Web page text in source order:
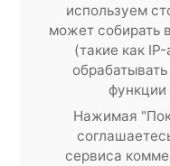
используем
может собирать
(такие как
Нажимая
сервиса